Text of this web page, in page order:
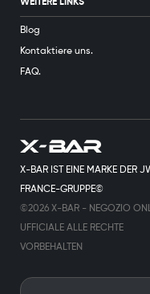
X-BAR IST EINE MARKE DER
FRANCE-GRUPPE©
©2026 X-BAR - NEGOZIO
UFFICIALE ALLE RECHTE
VORBEHALTEN
WEITERE LINKS
Blog
Kontaktiere uns.
FAQ.